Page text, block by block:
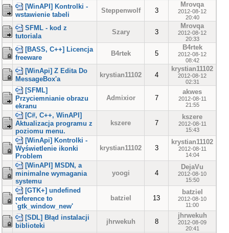
[WinAPI] Kontrolki -
wstawienie tabeli
Steppenwolf 3
Mrovqa
2012-08-12
20:40
SFML - kod z
tutoriala
Szary 3
Mrovqa
2012-08-12
20:33
[BASS, C++] Licencja
freeware
B4rtek 5
B4rtek
2012-08-12
08:42
[WinApi] Z Edita Do
MessageBox'a
krystian11102 4
krystian11102
2012-08-12
02:31
[SFML]
Przyciemnianie obrazu
ekranu
Admixior 7
akwes
2012-08-11
21:55
[C#, C++, WinAPI]
Aktualizacja programu z
poziomu menu.
kszere 7
kszere
2012-08-11
15:43
[WinApi] Kontrolki -
Wyświetlenie ikonki
Problem
krystian11102 3
krystian11102
2012-08-11
14:04
[WinAPI] MSDN, a
minimalne wymagania
systemu
yoogi 4
DejaVu
2012-08-10
15:50
[GTK+] undefined
reference to
`gtk_window_new'
batziel 13
batziel
2012-08-10
11:00
[SDL] Błąd instalacji
biblioteki
jhrwekuh 8
jhrwekuh
2012-08-09
20:41